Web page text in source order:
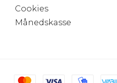
Cookies
Månedskasse